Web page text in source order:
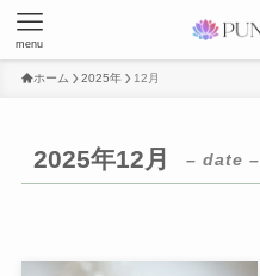
menu
ホーム 2025年 12月
2025年12月 – date –